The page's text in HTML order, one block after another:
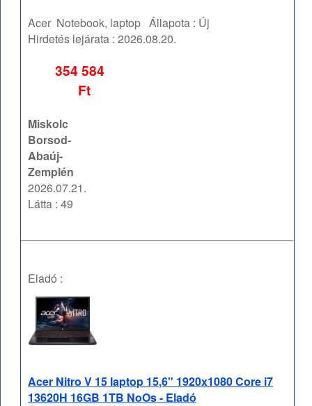
Acer Notebook, laptop Állapota : Új
Hirdetés lejárata :2026.08.20.
354 584
Ft
Miskolc
Borsod-
Abaúj-
Zemplén
2026.07.21.
Látta : 49
Eladó :
Acer Nitro V 15 laptop 15,6" 1920x1080 Core i7
13620H 16GB 1TB NoOs - Eladó